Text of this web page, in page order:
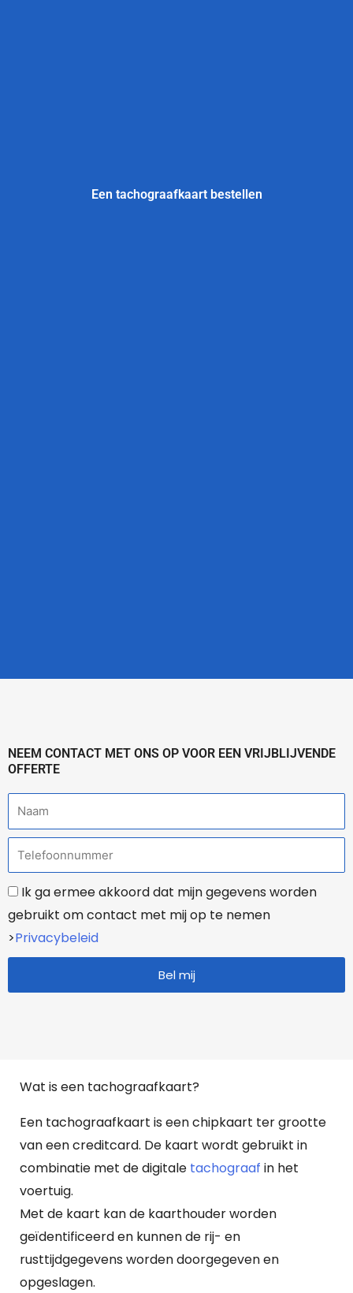
Een tachograafkaart bestellen
NEEM CONTACT MET ONS OP VOOR EEN VRIJBLIJVENDE
OFFERTE
a
m
e
l
e
f
o
A
f
g
e
Ik ga ermee akkoord dat mijn gegevens worden
gebruikt om contact met mij op te nemen
>Privacybeleid
Bel mij
Wat is een tachograafkaart?
Een tachograafkaart is een chipkaart ter grootte
van een creditcard. De kaart wordt gebruikt in
combinatie met de digitale tachograaf in het
voertuig.
Met de kaart kan de kaarthouder worden
geïdentificeerd en kunnen de rij- en
rusttijdgegevens worden doorgegeven en
opgeslagen.